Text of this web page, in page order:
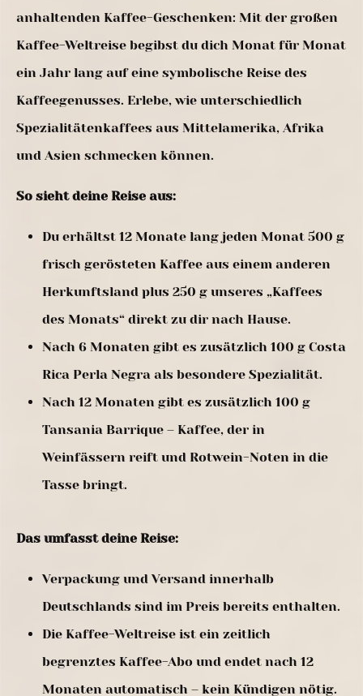
anhaltenden Kaffee-Geschenken: Mit der großen
Kaffee-Weltreise begibst du dich Monat für Monat
ein Jahr lang auf eine symbolische Reise des
Kaffeegenusses. Erlebe, wie unterschiedlich
Spezialitätenkaffees aus Mittelamerika, Afrika
und Asien schmecken können.
So sieht deine Reise aus:
Du erhältst 12 Monate lang jeden Monat 500 g
frisch gerösteten Kaffee aus einem anderen
Herkunftsland plus 250 g unseres „Kaffees
des Monats“ direkt zu dir nach Hause.
Nach 6 Monaten gibt es zusätzlich 100 g Costa
Rica Perla Negra als besondere Spezialität.
Nach 12 Monaten gibt es zusätzlich 100 g
Tansania Barrique – Kaffee, der in
Weinfässern reift und Rotwein-Noten in die
Tasse bringt.
Das umfasst deine Reise:
Verpackung und Versand innerhalb
Deutschlands sind im Preis bereits enthalten.
Die Kaffee-Weltreise ist ein zeitlich
begrenztes Kaffee-Abo und endet nach 12
Monaten automatisch – kein Kündigen nötig.